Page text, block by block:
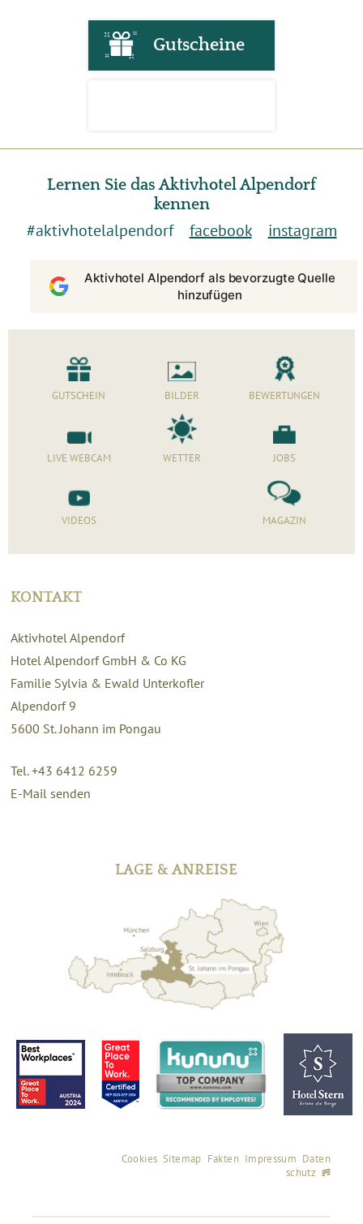
Gutscheine
Lernen Sie das Aktivhotel Alpendorf
kennen
#aktivhotelalpendorf facebook instagram
Aktivhotel Alpendorf als bevorzugte Quelle
hinzufügen
GUTSCHEIN BILDER BEWERTUNGEN
LIVE WEBCAM WETTER JOBS
VIDEOS MAGAZIN
KONTAKT
Aktivhotel Alpendorf
Hotel Alpendorf GmbH & Co KG
Familie Sylvia & Ewald Unterkofler
Alpendorf 9
5600 St. Johann im Pongau
Tel. +43 6412 6259
E-Mail senden
LAGE & ANREISE
Cookies Sitemap Fakten Impressum Daten
schutz